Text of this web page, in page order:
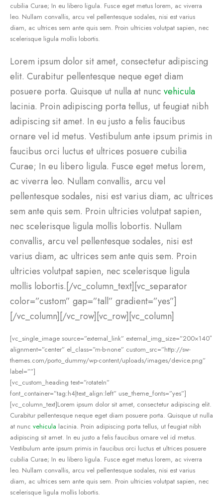
cubilia Curae; In eu libero ligula. Fusce eget metus lorem, ac viverra
leo. Nullam convallis, arcu vel pellentesque sodales, nisi est varius
diam, ac ultrices sem ante quis sem. Proin ultricies volutpat sapien, nec
scelerisque ligula mollis lobortis.
Lorem ipsum dolor sit amet, consectetur adipiscing
elit. Curabitur pellentesque neque eget diam
posuere porta. Quisque ut nulla at nunc vehicula
lacinia. Proin adipiscing porta tellus, ut feugiat nibh
adipiscing sit amet. In eu justo a felis faucibus
ornare vel id metus. Vestibulum ante ipsum primis in
faucibus orci luctus et ultrices posuere cubilia
Curae; In eu libero ligula. Fusce eget metus lorem,
ac viverra leo. Nullam convallis, arcu vel
pellentesque sodales, nisi est varius diam, ac ultrices
sem ante quis sem. Proin ultricies volutpat sapien,
nec scelerisque ligula mollis lobortis. Nullam
convallis, arcu vel pellentesque sodales, nisi est
varius diam, ac ultrices sem ante quis sem. Proin
ultricies volutpat sapien, nec scelerisque ligula
mollis lobortis.[/vc_column_text][vc_separator
color=”custom” gap=”tall” gradient=”yes”]
[/vc_column][/vc_row][vc_row][vc_column]
[vc_single_image source=”external_link” external_img_size=”200×140″
alignment=”center” el_class=”m-b-none” custom_src=”http://sw-
themes.com/porto_dummy/wp-content/uploads/images/device.png”
label=””]
[vc_custom_heading text=”rotateIn”
font_container=”tag:h4|text_align:left” use_theme_fonts=”yes”]
[vc_column_text]Lorem ipsum dolor sit amet, consectetur adipiscing elit.
Curabitur pellentesque neque eget diam posuere porta. Quisque ut nulla
at nunc vehicula lacinia. Proin adipiscing porta tellus, ut feugiat nibh
adipiscing sit amet. In eu justo a felis faucibus ornare vel id metus.
Vestibulum ante ipsum primis in faucibus orci luctus et ultrices posuere
cubilia Curae; In eu libero ligula. Fusce eget metus lorem, ac viverra
leo. Nullam convallis, arcu vel pellentesque sodales, nisi est varius
diam, ac ultrices sem ante quis sem. Proin ultricies volutpat sapien, nec
scelerisque ligula mollis lobortis.